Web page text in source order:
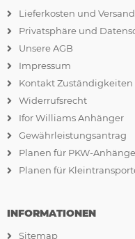
Lieferkosten und
Privatsphäre und
Unsere AGB
Impressum
Kontakt
Widerrufsrecht
Ifor Williams Anhänger
Gewährleistungsantrag
Planen für PKW-
Planen für
INFORMATIONEN
Sitemap